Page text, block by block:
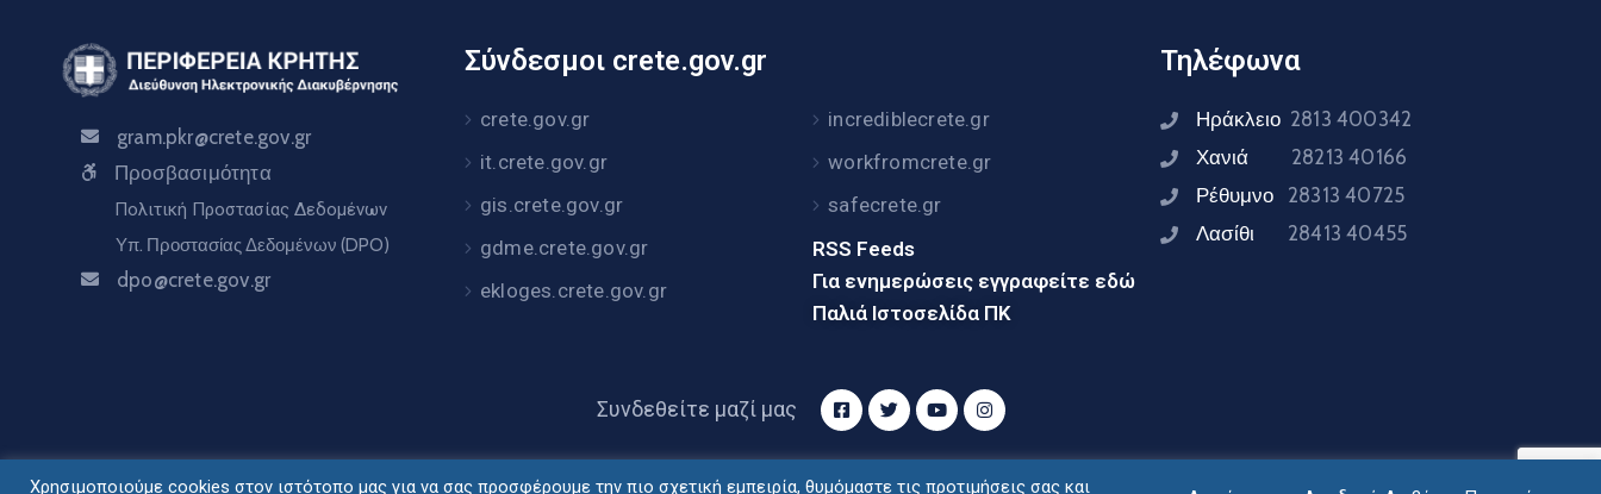
gram.pkr@crete.gov.gr
Προσβασιμότητα
Πολιτική Προστασίας Δεδομένων
Υπ. Προστασίας Δεδομένων (DPO)
dpo@crete.gov.gr
Σύνδεσμοι crete.gov.gr
crete.gov.gr
it.crete.gov.gr
gis.crete.gov.gr
gdme.crete.gov.gr
ekloges.crete.gov.gr
incrediblecrete.gr
workfromcrete.gr
safecrete.gr
RSS Feeds
Για ενημερώσεις εγγραφείτε εδώ
Παλιά Ιστοσελίδα ΠΚ
Τηλέφωνα
Ηράκλειο 2813 400342
Χανιά 28213 40166
Ρέθυμνο 28313 40725
Λασίθι 28413 40455
Συνδεθείτε μαζί μας
Χρησιμοποιούμε cookies στον ιστότοπο μας για να σας προσφέρουμε την πιο σχετική εμπειρία, θυμόμαστε τις προτιμήσεις σας και